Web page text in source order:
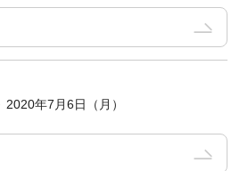
年7月6日（月）